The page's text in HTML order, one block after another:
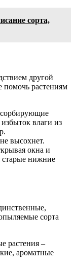
сорта,
другой
растениям
влаги из
высохнет.
окна и
старые нижние
сорта
растения –
ароматные